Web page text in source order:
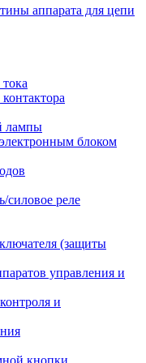
аппарата для цепи
лампы
блоком
силовое реле
(защиты
управления и
и
кнопки